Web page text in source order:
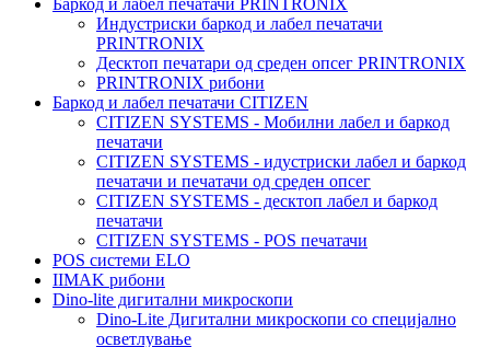
Баркод и лабел печатачи PRINTRONIX
Индустриски баркод и лабел печатачи
PRINTRONIX
Десктоп печатари од среден опсег PRINTRONIX
PRINTRONIX рибони
Баркод и лабел печатачи CITIZEN
CITIZEN SYSTEMS - Мобилни лабел и баркод
печатачи
CITIZEN SYSTEMS - идустриски лабел и баркод
печатачи и печатачи од среден опсег
CITIZEN SYSTEMS - десктоп лабел и баркод
печатачи
CITIZEN SYSTEMS - POS печатачи
POS системи ELO
IIMAK рибони
Dino-lite дигитални микроскопи
Dino-Lite Дигитални микроскопи со специјално
осветлување